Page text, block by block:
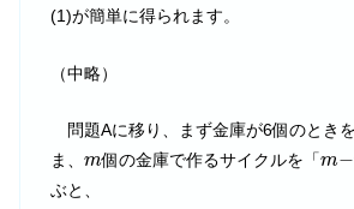
(1)が簡単に得られます。
（中略）
問題Aに移り、まず金庫が6個のとき
ま、m
m個の金庫で作るサイクルを「m−
m
ぶと、